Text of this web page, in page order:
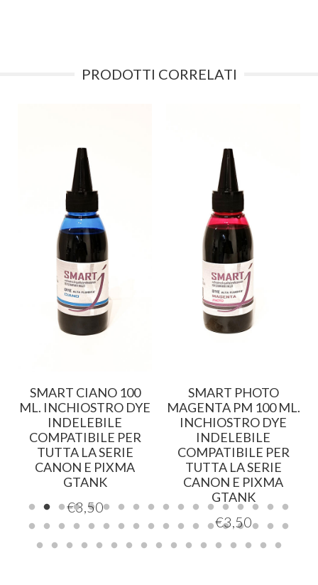
PRODOTTI CORRELATI
SMART CIANO 100
ML. INCHIOSTRO DYE
INDELEBILE
COMPATIBILE PER
TUTTA LA SERIE
CANON E PIXMA
GTANK
€3,50
SMART PHOTO
MAGENTA PM 100 ML.
INCHIOSTRO DYE
INDELEBILE
COMPATIBILE PER
TUTTA LA SERIE
CANON E PIXMA
GTANK
€3,50